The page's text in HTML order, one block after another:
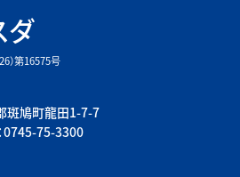
ダ
）第16575号
鳩町龍田1-7-7
0745-75-3300